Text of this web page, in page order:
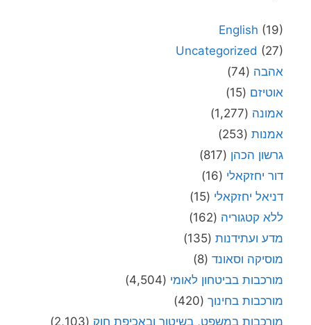
English (19)
Uncategorized (27)
אהבה (74)
אוטיזם (15)
אמונה (1,277)
אמנות (253)
גרשון הכהן (817)
דור יחזקאלי (16)
דניאל יחזקאלי (15)
ללא קטגוריה (162)
מדע ועתידנות (135)
מוסיקה וסאונד (8)
מורכבות בביטחון לאומי (4,504)
מורכבות בחינוך (420)
מורכבות במשפט, בשיטור ובאכיפת חוק (2,103)